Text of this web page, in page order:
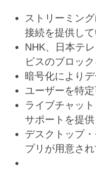
ストリーミン
接続を提供して
NHK、日本テ
ビスのブロッ
暗号化により
ユーザーを特
ライブチャッ
サポートを提
デスクトップ
プリが用意さ